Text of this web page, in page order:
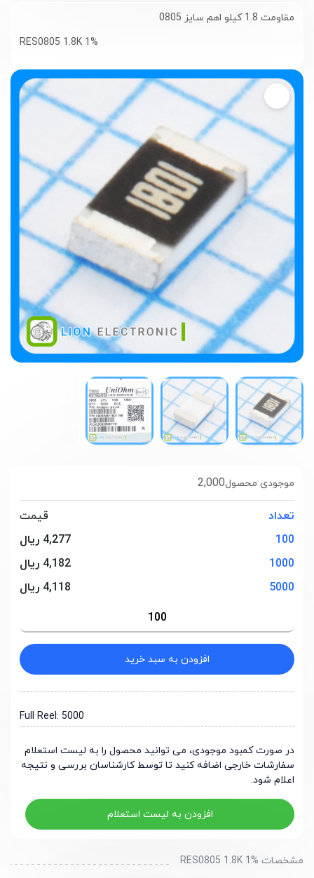
2,000موجودی محصول
تعداد
قیمت
100
4,277 ریال
1000
4,182 ریال
5000
4,118 ریال
افزودن به سبد خرید
Full Reel: 5000
در صورت کمبود موجودی، می توانید محصول را به لیست استعلام
سفارشات خارجی اضافه کنید تا توسط کارشناسان بررسی و نتیجه
اعلام شود.
افزودن به لیست استعلام
مقاومت 1.8 کیلو اهم سایز 0805
RES0805 1.8K 1%
مشخصات RES0805 1.8K 1%